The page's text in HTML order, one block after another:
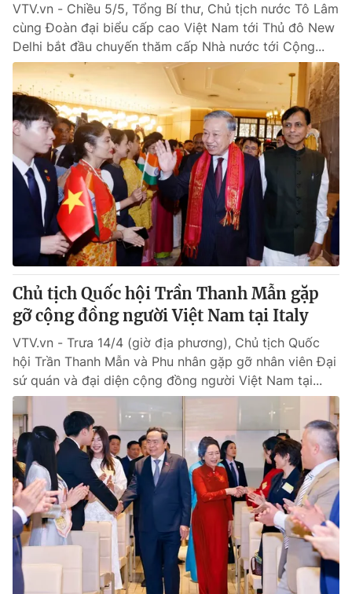
Video Shorts video
VTV Money VTV Thể thao
VTV Sức khoẻ Bất động sản
Thị trường 24h Tấm lòng Việt
VTV4 Vươn mình bằng AI
VTV9 VTV8
Liên hệ tòa soạn English
THỜI BÁO VTV
Theo dõi báo trên
Cơ quan chủ quản:Đài Truyền hình Việt Nam
Cơ quan báo chí:Thời báo VTV
Giấy phép hoạt động báo in và báo điện tử số 483/GP-BTTTT
cấp ngày 29/12/2023
Tổng Biên tập:
Vũ Thanh Thủy
Phó Tổng Biên tập: Nguyễn Thị Mỹ Hạnh, Phạm Quốc Thắng,
VTV.vn - Chiều 5/5, Tổng Bí thư, Chủ tịch nước Tô Lâm
cùng Đoàn đại biểu cấp cao Việt Nam tới Thủ đô New
Delhi bắt đầu chuyến thăm cấp Nhà nước tới Cộng...
Chủ tịch Quốc hội Trần Thanh Mẫn gặp
gỡ cộng đồng người Việt Nam tại Italy
VTV.vn - Trưa 14/4 (giờ địa phương), Chủ tịch Quốc
hội Trần Thanh Mẫn và Phu nhân gặp gỡ nhân viên Đại
sứ quán và đại diện cộng đồng người Việt Nam tại...